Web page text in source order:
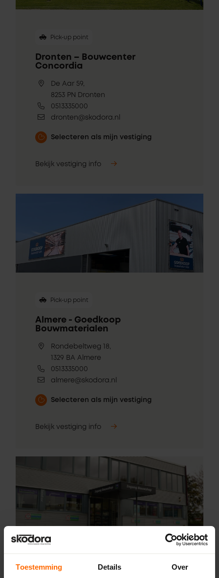
Toestemming Details Over
Pick-up point
Dronten – Bouwcenter
Concordia
De Aar 59,
8253 PN Dronten
0513335000
dronten@skodora.nl
Selecteren als mijn vestiging
Bekijk vestiging info
Pick-up point
Almere - Goedkoop
Bouwmaterialen
Rondebeltweg 18,
1329 BA Almere
0513335000
almere@skodora.nl
Selecteren als mijn vestiging
Bekijk vestiging info
Pick-up point